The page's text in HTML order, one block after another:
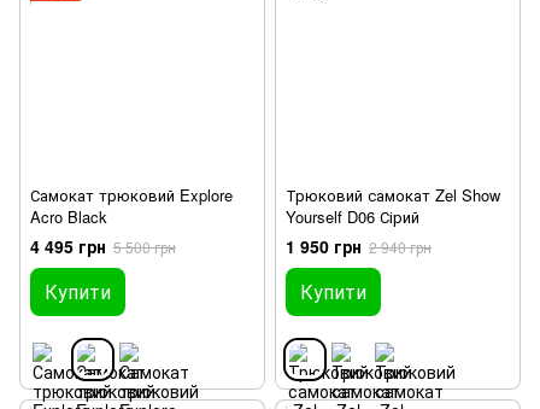
Самокат трюковий Explore
Acro Black
4 495 грн 5 500 грн
Купити
Трюковий самокат Zel Show
Yourself D06 Сірий
1 950 грн 2 940 грн
Купити